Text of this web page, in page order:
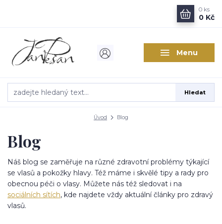
Menu
Hledat
0 ks
0 Kč
Úvod Blog
Blog
Náš blog se zaměřuje na různé zdravotní problémy týkající
se vlasů a pokožky hlavy. Též máme i skvělé tipy a rady pro
obecnou péči o vlasy. Můžete nás též sledovat i na
sociálních sítích, kde najdete vždy aktuální články pro zdravý
vlasů.